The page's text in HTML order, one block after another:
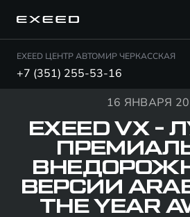
EXEED ЦЕНТР АВТОМИР ЧЕРКАССКАЯ
+7 (351) 255-53-16
16 ЯНВАРЯ
EXEED VX -
ВЕРСИИ
THE YEAR